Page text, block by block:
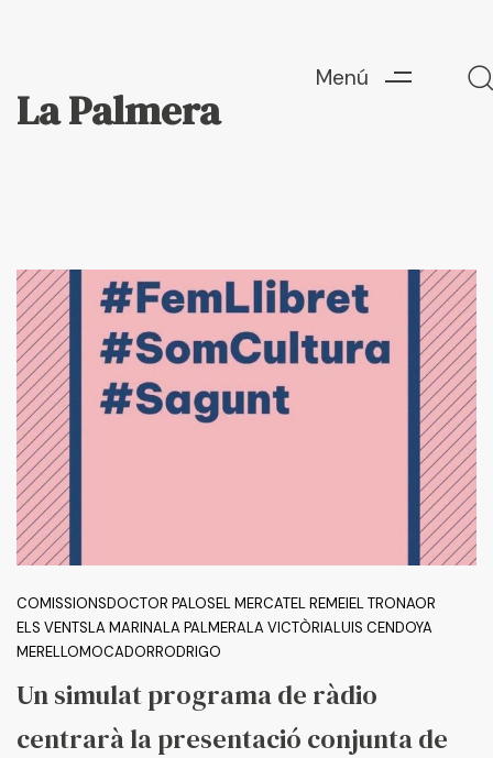
Menú
Escriu ací i prem "Enter" per a buscar
La Palmera
COMISSIONSDOCTOR PALOSEL MERCATEL REMEIEL TRONAOR
ELS VENTSLA MARINALA PALMERALA VICTÒRIALUIS CENDOYA
MERELLOMOCADORRODRIGO
Un simulat programa de ràdio
centrarà la presentació conjunta de